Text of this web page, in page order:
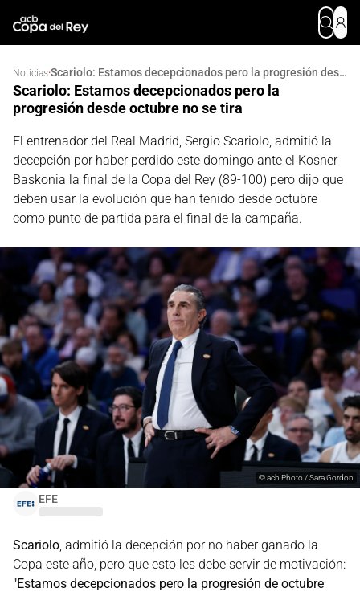
Noticias· Scariolo: Estamos decepcionados pero la progresión desde octubre no se tira
Scariolo: Estamos decepcionados pero la
progresión desde octubre no se tira
El entrenador del Real Madrid, Sergio Scariolo, admitió la
decepción por haber perdido este domingo ante el Kosner
Baskonia la final de la Copa del Rey (89-100) pero dijo que
deben usar la evolución que han tenido desde octubre
como punto de partida para el final de la campaña.
EFE
©acb Photo / Sara Gordon
Scariolo , admitió la decepción por no haber ganado la
Copa este año, pero que esto les debe servir de motivación:
"Estamos decepcionados pero la progresión de octubre